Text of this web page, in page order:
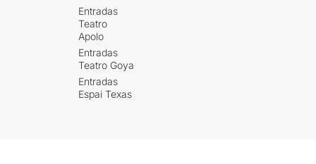
Entradas
Teatro
Apolo
Entradas
Teatro Goya
Entradas
Espai Texas